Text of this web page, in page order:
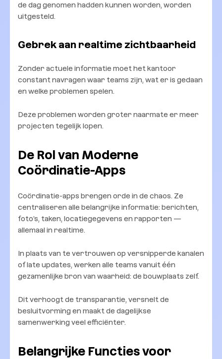
de dag genomen hadden kunnen worden, worden
uitgesteld.
Gebrek aan realtime zichtbaarheid
Zonder actuele informatie moet het kantoor
constant navragen waar teams zijn, wat er is gedaan
en welke problemen spelen.
Deze problemen worden groter naarmate er meer
projecten tegelijk lopen.
De Rol van Moderne
Coördinatie-Apps
Coördinatie-apps brengen orde in de chaos. Ze
centraliseren alle belangrijke informatie: berichten,
foto’s, taken, locatiegegevens en rapporten —
allemaal in realtime.
In plaats van te vertrouwen op versnipperde kanalen
of late updates, werken alle teams vanuit één
gezamenlijke bron van waarheid: de bouwplaats zelf.
Dit verhoogt de transparantie, versnelt de
besluitvorming en maakt de dagelijkse
samenwerking veel efficiënter.
Belangrijke Functies voor